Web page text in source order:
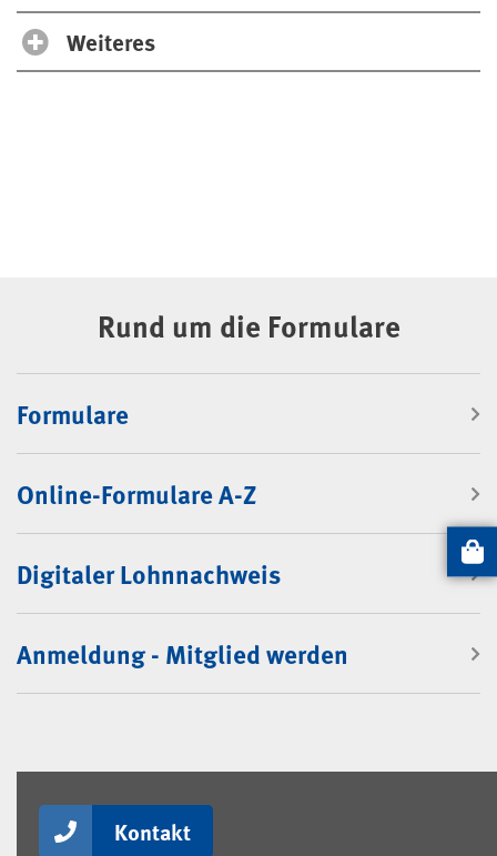
Weiteres
Rund um die Formulare
Formulare
Online-Formulare A-Z
Digitaler Lohnnachweis
Anmeldung - Mitglied werden
Kontakt
Artikel